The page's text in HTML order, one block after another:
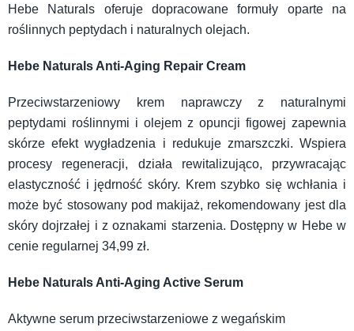
Hebe Naturals oferuje dopracowane formuły oparte na
roślinnych peptydach i naturalnych olejach.
Hebe Naturals Anti-Aging Repair Cream
Przeciwstarzeniowy krem naprawczy z naturalnymi
peptydami roślinnymi i olejem z opuncji figowej zapewnia
skórze efekt wygładzenia i redukuje zmarszczki. Wspiera
procesy regeneracji, działa rewitalizująco, przywracając
elastyczność i jędrność skóry. Krem szybko się wchłania i
może być stosowany pod makijaż, rekomendowany jest dla
skóry dojrzałej i z oznakami starzenia. Dostępny w Hebe w
cenie regularnej 34,99 zł.
Hebe Naturals Anti-Aging Active Serum
Aktywne serum przeciwstarzeniowe z wegańskim